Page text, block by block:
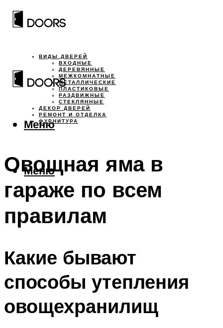
ВИДЫ ДВЕРЕЙ
ВХОДНЫЕ
ДЕРЕВЯННЫЕ
МЕЖКОМНАТНЫЕ
МЕТАЛЛИЧЕСКИЕ
ПЛАСТИКОВЫЕ
РАЗДВИЖНЫЕ
СТЕКЛЯННЫЕ
ДЕКОР ДВЕРЕЙ
РЕМОНТ И ОТДЕЛКА
ФУРНИТУРА
Меню
Меню
Овощная яма в
гараже по всем
правилам
Какие бывают
способы утепления
овощехранилищ